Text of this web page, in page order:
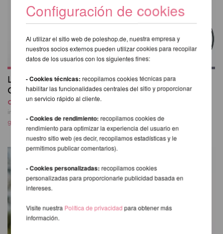
Lupit Pole Classic G2
QUICK LOCK
desde 436,21 EUR
incl. 21 % I.V.A. exkl.
gastos de envio
X-Pole Aerial Hoop
desde 223,70 EUR
Configuración de cookies
Al utilizar el sitio web de poleshop.de, nuestra empresa y
nuestros socios externos pueden utilizar cookies para recopilar
datos de los usuarios con los siguientes fines:
- Cookies técnicas:recopilamos cookies técnicas para
habilitar las funcionalidades centrales del sitio y proporcionar
un servicio rápido al cliente.
- Cookies de rendimiento: recopilamos cookies de
rendimiento para optimizar la experiencia del usuario en
nuestro sitio web (es decir, recopilamos estadísticas y le
permitimos publicar comentarios).
- Cookies personalizadas: recopilamos cookies
personalizadas para proporcionarle publicidad basada en
intereses.
Visite nuestra Política de privacidadpara obtener más
información.